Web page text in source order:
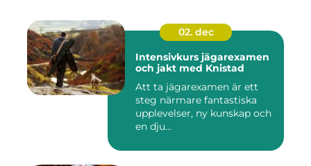
02. dec
Intensivkurs jägarexamen
och jakt med Knistad
Att ta jägarexamen är ett
steg närmare fantastiska
upplevelser, ny kunskap och
en dju...